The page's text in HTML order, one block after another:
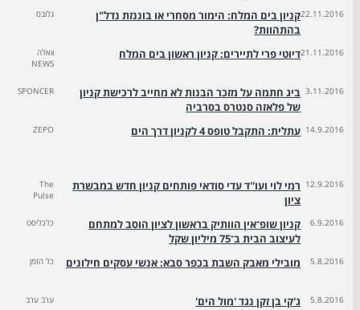
22.11.2016קניון בים המלח: הימור מסחרי או בוננזת נדל"ן
בהתהוות?
גלובס
21.11.2016דיוטי פרי לתיירים: קניון ראשון בים המלח
וואלה
NEWS
3.11.2016 ביג חתמה על מזכר הבנות לא מחייב לרכישת קניון
של פלאזה סנטרס בסרביה
SPONCER
14.9.2016 עתלית: התקבל טופס 4 לקניון דרך הים ZEPO
12.9.2016 רמי לוי ועו''ד עדי סודאי פותחים קניון חדש במבשרת
ציון
The
Pulse
6.9.2016
קניון שופ־אין הוותיק בראשון לציון הוסב למתחם
לעיצוב הבית ב־75 מיליון שקל
כלכליסט
5.8.2016 מובילי מאבק השבת בכפר סבא: אנשי עסקים חילונים כל הזמן
5.8.2016 ג'קי בן זקן נגד 'מול הים' ערב ערב